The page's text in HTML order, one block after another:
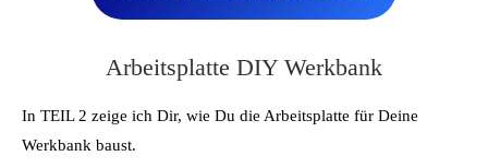
Arbeitsplatte DIY Werkbank
In TEIL 2 zeige ich Dir, wie Du die Arbeitsplatte für Deine
Werkbank baust.